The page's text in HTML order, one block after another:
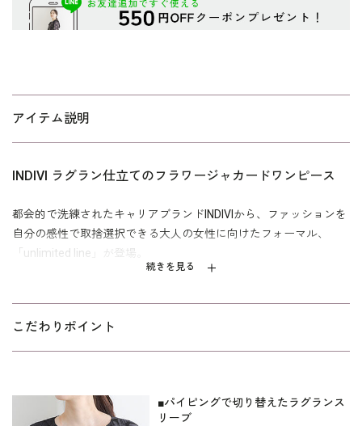
アイテム説明
続きを見る
INDIVI ラグラン仕立てのフラワージャカードワンピース
都会的で洗練されたキャリアブランドINDIVIから、ファッションを
自分の感性で取捨選択できる大人の女性に向けたフォーマル、
「unlimited line」が登場。
花柄は直線的な幾何風に仕上げているので、甘すぎず大人の女性
も着やすいデザインが魅力です。スカート裾に向かって緩やかに
ョンシーンから、デイリー使いまで幅広く活躍できる1着です。
こだわりポイント
■パイピングで切り替えたラグランス
リーブ